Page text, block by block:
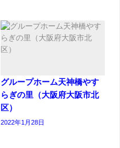
グループホーム天神橋やす
らぎの里（大阪府大阪市北
区）
2022年1月28日